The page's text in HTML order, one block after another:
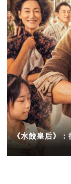
《水餃皇后》：